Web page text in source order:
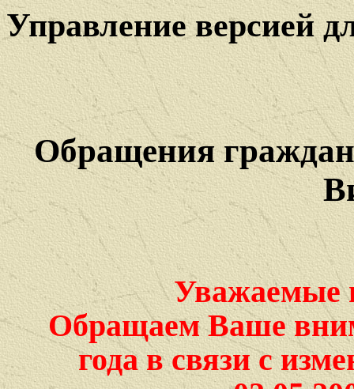
Управление версией
Обращения
Уважаемые
Обращаем Ваше
года в связи с